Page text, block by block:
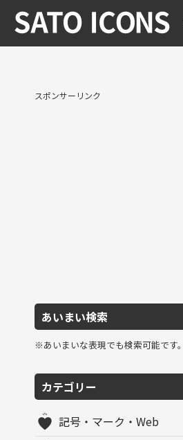
スポンサーリンク
あいまい検索
※あいまいな表現でも検索可能です。
カテゴリー
記号・マーク・Web